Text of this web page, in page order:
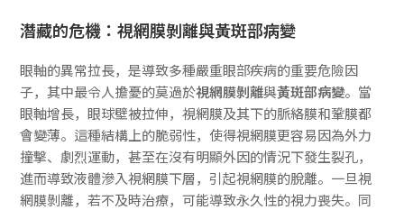
潛藏的危機：視網膜剝離與黃斑部病變
眼軸的異常拉長，是導致多種嚴重眼部疾病的重要危險因
子，其中最令人擔憂的莫過於視網膜剝離與黃斑部病變。當
眼軸增長，眼球壁被拉伸，視網膜及其下的脈絡膜和鞏膜都
會變薄。這種結構上的脆弱性，使得視網膜更容易因為外力
撞擊、劇烈運動，甚至在沒有明顯外因的情況下發生裂孔，
進而導致液體滲入視網膜下層，引起視網膜的脫離。一旦視
網膜剝離，若不及時治療，可能導致永久性的視力喪失。同